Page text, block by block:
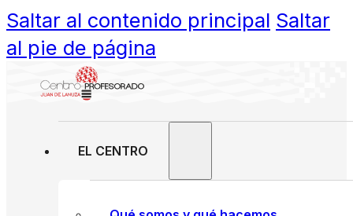
Saltar al contenido principal Saltar
al pie de página
EL CENTRO